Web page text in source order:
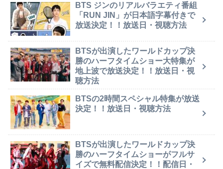
BTS ジンのリアルバラエティ番組
「RUN JIN」が日本語字幕付きで
放送決定！！放送日・視聴方法
BTSが出演したワールドカップ決
勝のハーフタイムショー大特集が
地上波で放送決定！！放送日・視
聴方法
BTSの2時間スペシャル特集が放送
決定！！放送日・視聴方法
BTSが出演したワールドカップ決
勝のハーフタイムショーがフルサ
イズで無料配信決定！！配信日・